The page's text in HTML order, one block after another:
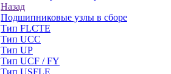
Назад
Подшипниковые узлы в сборе
Тип FLCTE
Тип UCC
Тип UP
Тип UCF / FY
Тип USFLE